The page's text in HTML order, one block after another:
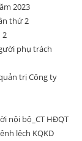
2023
thứ 2
2
phụ trách
trị Công ty
nội bộ_CT HĐQT
lệch KQKD